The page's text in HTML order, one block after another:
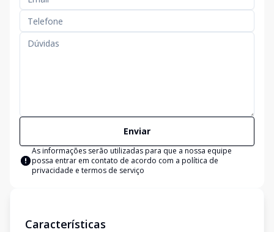
Enviar
As informações serão utilizadas para que a nossa equipe
possa entrar em contato de acordo com a política de
privacidade e termos de serviço
Características